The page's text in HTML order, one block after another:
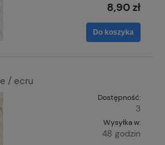
8,90 zł
Do koszyka
/ ecru
Dostępność:
3
Wysyłka w:
48 godzin